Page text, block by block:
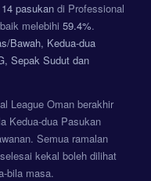
14 pasukan di Professional
melebihi 59.4%.
Bawah, Kedua-dua
Sepak Sudut dan
League Oman berakhir
Kedua-dua Pasukan
Semua ramalan
kekal boleh dilihat
bila masa.